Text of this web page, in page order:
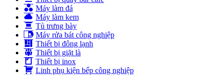
Máy làm đá
Máy làm kem
Tủ trưng bày
Máy rửa bát công nghiệp
Thiết bị đông lạnh
Thiết bị giặt là
Thiết bị inox
Linh phụ kiện bếp công nghiệp